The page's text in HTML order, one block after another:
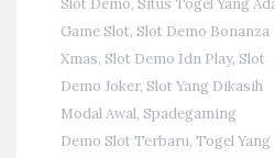
Slot Demo, Situs Togel Yang
Game Slot, Slot Demo Bonanza
Xmas, Slot Demo Idn Play, Slot
Demo Joker, Slot Yang Dikasih
Modal Awal, Spadegaming
Demo Slot Terbaru, Togel Yang